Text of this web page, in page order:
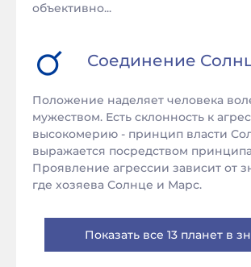
объективно...
Соединение
Положение наделяет человека
мужеством. Есть склонность к
высокомерию - принцип власти
выражается посредством
Проявление агрессии зависит от
где хозяева Солнце и Марс.
Показать все 13 планет в